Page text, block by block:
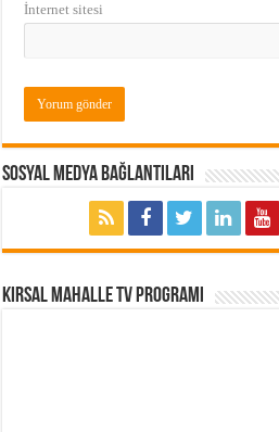
İnternet sitesi
Sosyal Medya Bağlantıları
Kırsal Mahalle TV Programı